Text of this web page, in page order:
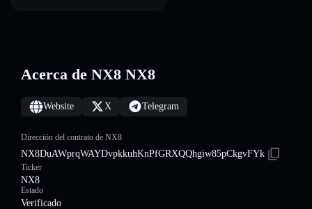
Acerca de NX8 NX8
Website X Telegram
Dirección del contrato de NX8
NX8DuAWprqWAYDvpkkuhKnPfGRXQQhgiw85pCkgvFYk
Ticker
NX8
Estado
Verificado